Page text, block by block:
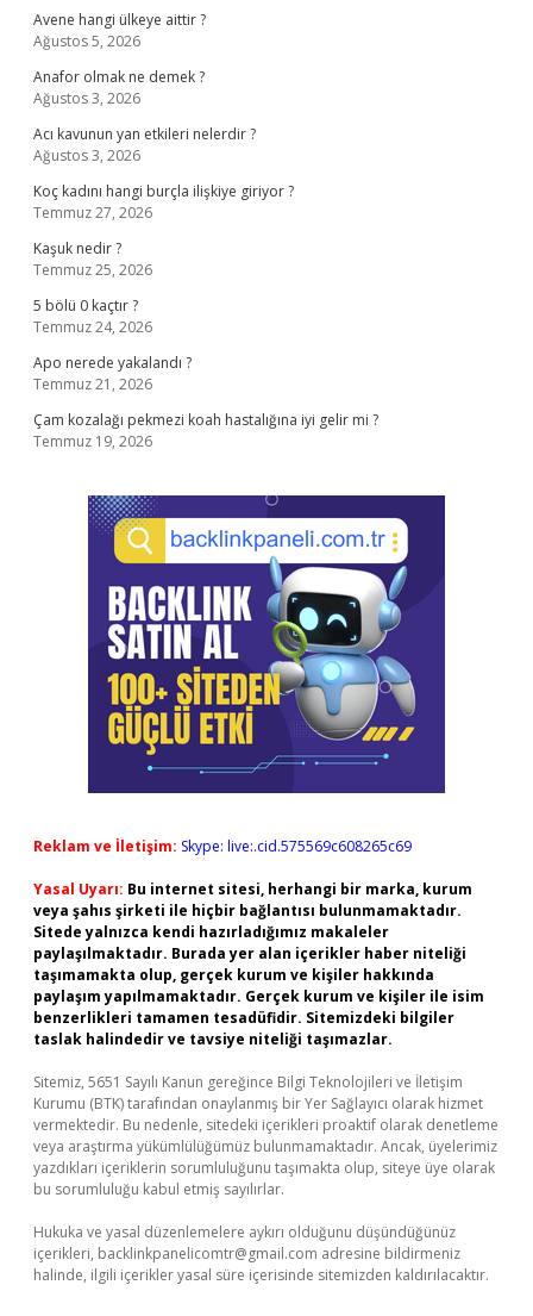
Avene hangi ülkeye aittir ?
Ağustos 5, 2026
Anafor olmak ne demek ?
Ağustos 3, 2026
Acı kavunun yan etkileri nelerdir ?
Ağustos 3, 2026
Koç kadını hangi burçla ilişkiye giriyor ?
Temmuz 27, 2026
Kaşuk nedir ?
Temmuz 25, 2026
5 bölü 0 kaçtır ?
Temmuz 24, 2026
Apo nerede yakalandı ?
Temmuz 21, 2026
Çam kozalağı pekmezi koah hastalığına iyi gelir mi ?
Temmuz 19, 2026
Reklam ve İletişim: Skype: live:.cid.575569c608265c69
Yasal Uyarı: Bu internet sitesi, herhangi bir marka, kurum
veya şahıs şirketi ile hiçbir bağlantısı bulunmamaktadır.
Sitede yalnızca kendi hazırladığımız makaleler
paylaşılmaktadır. Burada yer alan içerikler haber niteliği
taşımamakta olup, gerçek kurum ve kişiler hakkında
paylaşım yapılmamaktadır. Gerçek kurum ve kişiler ile isim
benzerlikleri tamamen tesadüfidir. Sitemizdeki bilgiler
taslak halindedir ve tavsiye niteliği taşımazlar.
Sitemiz, 5651 Sayılı Kanun gereğince Bilgi Teknolojileri ve İletişim
Kurumu (BTK) tarafından onaylanmış bir Yer Sağlayıcı olarak hizmet
vermektedir. Bu nedenle, sitedeki içerikleri proaktif olarak denetleme
veya araştırma yükümlülüğümüz bulunmamaktadır. Ancak, üyelerimiz
yazdıkları içeriklerin sorumluluğunu taşımakta olup, siteye üye olarak
bu sorumluluğu kabul etmiş sayılırlar.
Hukuka ve yasal düzenlemelere aykırı olduğunu düşündüğünüz
içerikleri, backlinkpanelicomtr@gmail.com adresine bildirmeniz
halinde, ilgili içerikler yasal süre içerisinde sitemizden kaldırılacaktır.